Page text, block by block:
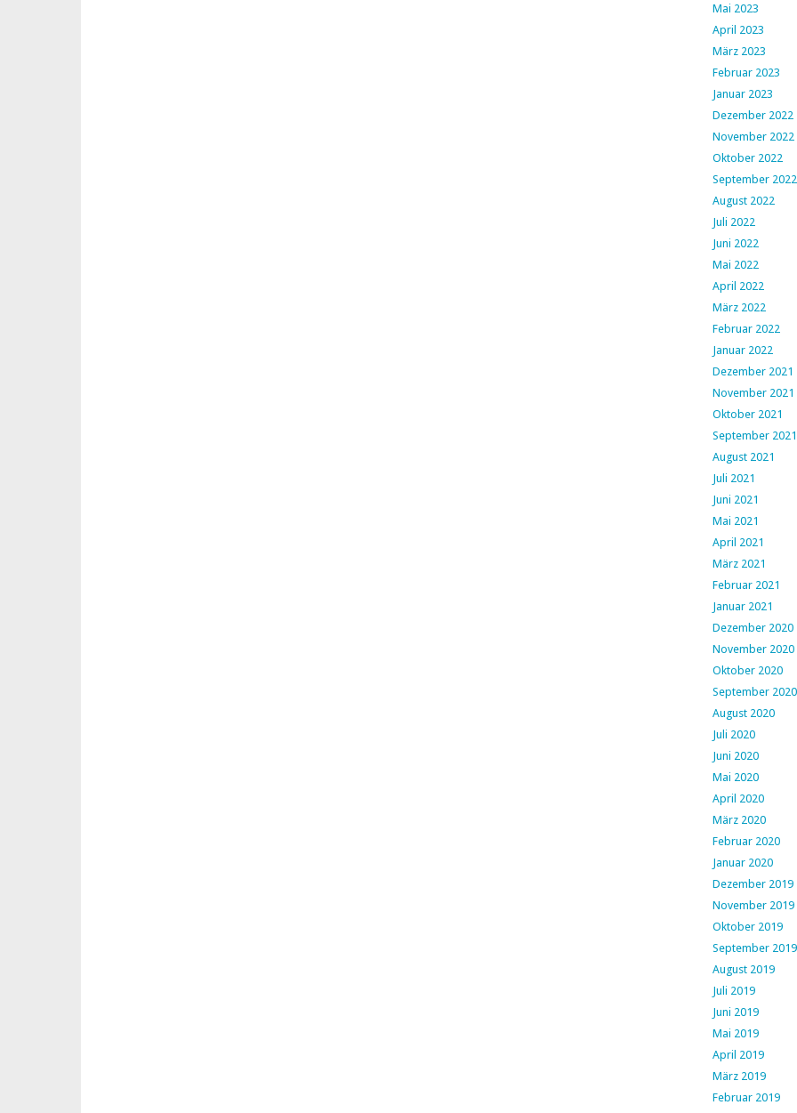
Mai 2023
April 2023
März 2023
Februar 2023
Januar 2023
Dezember 2022
November 2022
Oktober 2022
September 2022
August 2022
Juli 2022
Juni 2022
Mai 2022
April 2022
März 2022
Februar 2022
Januar 2022
Dezember 2021
November 2021
Oktober 2021
September 2021
August 2021
Juli 2021
Juni 2021
Mai 2021
April 2021
März 2021
Februar 2021
Januar 2021
Dezember 2020
November 2020
Oktober 2020
September 2020
August 2020
Juli 2020
Juni 2020
Mai 2020
April 2020
März 2020
Februar 2020
Januar 2020
Dezember 2019
November 2019
Oktober 2019
September 2019
August 2019
Juli 2019
Juni 2019
Mai 2019
April 2019
März 2019
Februar 2019